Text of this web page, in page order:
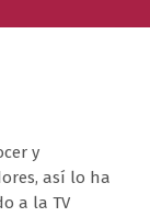
y
así lo ha
a la TV